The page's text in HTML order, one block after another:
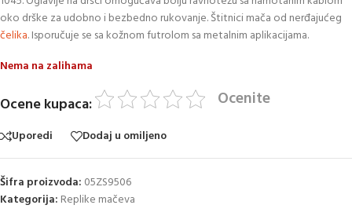
oko drške za udobno i bezbedno rukovanje. Štitnici mača od nerđajućeg
čelika. Isporučuje se sa kožnom futrolom sa metalnim aplikacijama.
Nema na zalihama
Ocene kupaca: Ocenite
Uporedi Dodaj u omiljeno
Šifra proizvoda: 05ZS9506
Kategorija: Replike mačeva